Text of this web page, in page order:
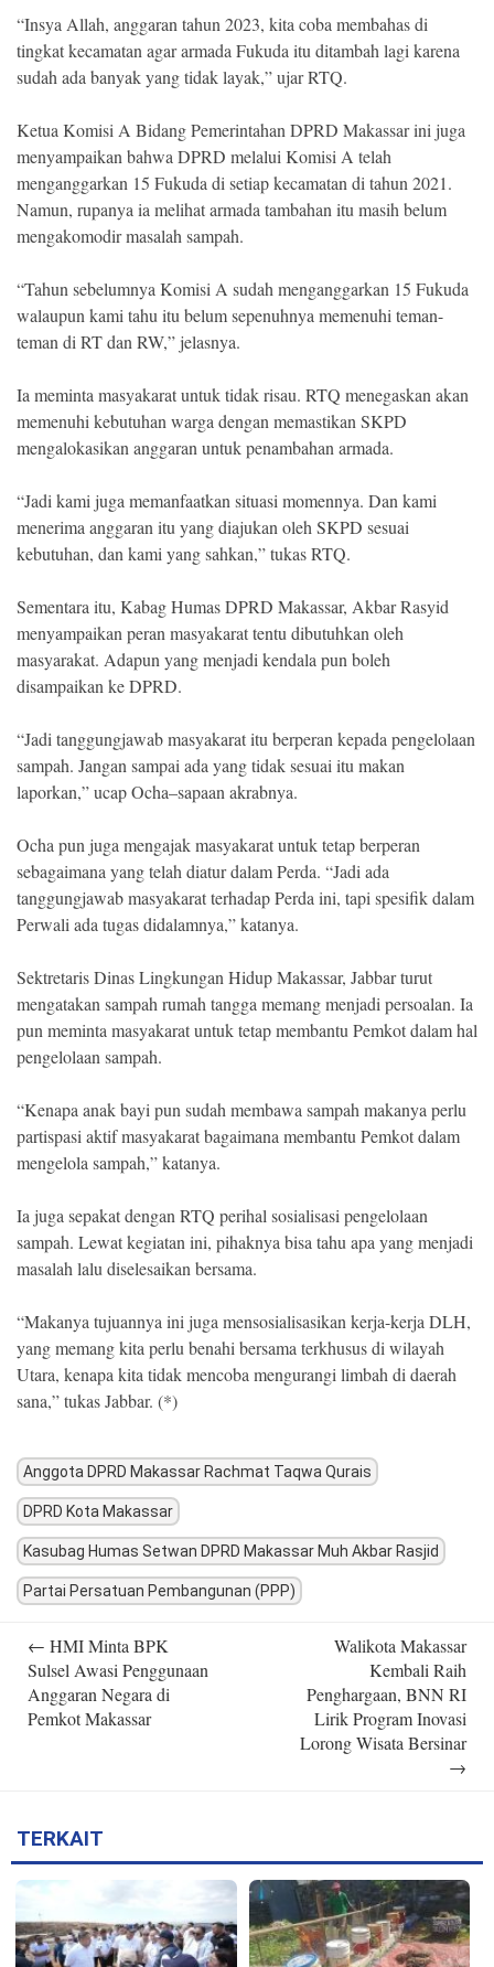
“Insya Allah, anggaran tahun 2023, kita coba membahas di
tingkat kecamatan agar armada Fukuda itu ditambah lagi karena
sudah ada banyak yang tidak layak,” ujar RTQ.
Ketua Komisi A Bidang Pemerintahan DPRD Makassar ini juga
menyampaikan bahwa DPRD melalui Komisi A telah
menganggarkan 15 Fukuda di setiap kecamatan di tahun 2021.
Namun, rupanya ia melihat armada tambahan itu masih belum
mengakomodir masalah sampah.
“Tahun sebelumnya Komisi A sudah menganggarkan 15 Fukuda
walaupun kami tahu itu belum sepenuhnya memenuhi teman-
teman di RT dan RW,” jelasnya.
Ia meminta masyakarat untuk tidak risau. RTQ menegaskan akan
memenuhi kebutuhan warga dengan memastikan SKPD
mengalokasikan anggaran untuk penambahan armada.
“Jadi kami juga memanfaatkan situasi momennya. Dan kami
menerima anggaran itu yang diajukan oleh SKPD sesuai
kebutuhan, dan kami yang sahkan,” tukas RTQ.
Sementara itu, Kabag Humas DPRD Makassar, Akbar Rasyid
menyampaikan peran masyakarat tentu dibutuhkan oleh
masyarakat. Adapun yang menjadi kendala pun boleh
disampaikan ke DPRD.
“Jadi tanggungjawab masyakarat itu berperan kepada pengelolaan
sampah. Jangan sampai ada yang tidak sesuai itu makan
laporkan,” ucap Ocha–sapaan akrabnya.
Ocha pun juga mengajak masyakarat untuk tetap berperan
sebagaimana yang telah diatur dalam Perda. “Jadi ada
tanggungjawab masyakarat terhadap Perda ini, tapi spesifik dalam
Perwali ada tugas didalamnya,” katanya.
Sektretaris Dinas Lingkungan Hidup Makassar, Jabbar turut
mengatakan sampah rumah tangga memang menjadi persoalan. Ia
pun meminta masyakarat untuk tetap membantu Pemkot dalam hal
pengelolaan sampah.
“Kenapa anak bayi pun sudah membawa sampah makanya perlu
partispasi aktif masyakarat bagaimana membantu Pemkot dalam
mengelola sampah,” katanya.
Ia juga sepakat dengan RTQ perihal sosialisasi pengelolaan
sampah. Lewat kegiatan ini, pihaknya bisa tahu apa yang menjadi
masalah lalu diselesaikan bersama.
“Makanya tujuannya ini juga mensosialisasikan kerja-kerja DLH,
yang memang kita perlu benahi bersama terkhusus di wilayah
Utara, kenapa kita tidak mencoba mengurangi limbah di daerah
sana,” tukas Jabbar. (*)
Anggota DPRD Makassar Rachmat Taqwa Qurais
DPRD Kota Makassar
Kasubag Humas Setwan DPRD Makassar Muh Akbar Rasjid
Partai Persatuan Pembangunan (PPP)
navigation
← HMI Minta BPK
Sulsel Awasi Penggunaan
Anggaran Negara di
Pemkot Makassar
Walikota Makassar
Kembali Raih
Penghargaan, BNN RI
Lirik Program Inovasi
Lorong Wisata Bersinar
→
TERKAIT